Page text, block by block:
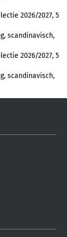
2026/2027, 5
scandinavisch,
2026/2027, 5
scandinavisch,